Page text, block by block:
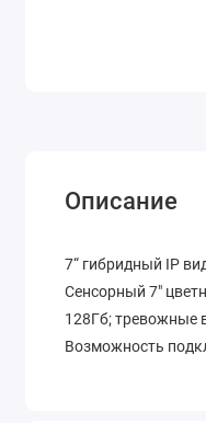
Описание
7“ гибридный IP
Сенсорный 7"
128Гб; тревожные
Возможность